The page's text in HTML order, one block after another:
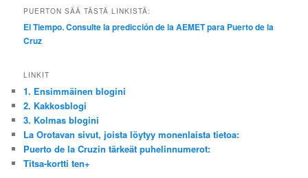
PUERTON SÄÄ TÄSTÄ LINKISTÄ:
El Tiempo. Consulte la predicción de la AEMET para Puerto de la
Cruz
LINKIT
1. Ensimmäinen blogini
2. Kakkosblogi
3. Kolmas blogini
La Orotavan sivut, joista löytyy monenlaista tietoa:
Puerto de la Cruzin tärkeät puhelinnumerot:
Titsa-kortti ten+